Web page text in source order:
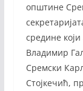
општине
средине
Владимир
Сремски
Стојкечић,